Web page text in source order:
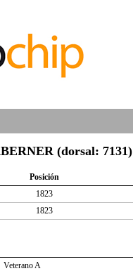
(dorsal: 7131)
Posición
1823
1823
Veterano A